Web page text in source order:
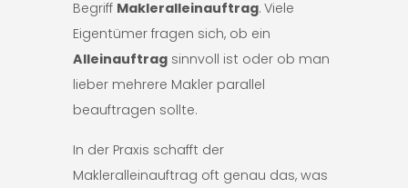
Begriff Makleralleinauftrag. Viele
Eigentümer fragen sich, ob ein
Alleinauftrag sinnvoll ist oder ob man
lieber mehrere Makler parallel
beauftragen sollte.
In der Praxis schafft der
Makleralleinauftrag oft genau das, was